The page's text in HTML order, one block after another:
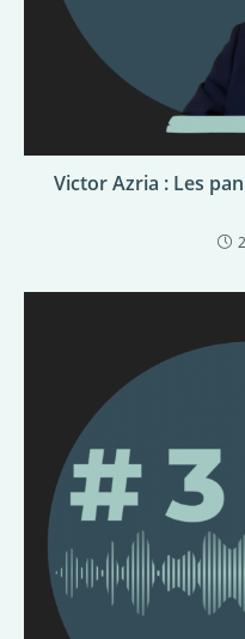
Victor Azria : Les